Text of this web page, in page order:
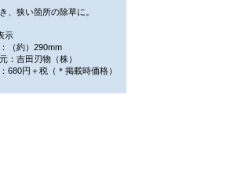
、狭い箇所の除草に。
示
（約）290mm
：吉田刃物（株）
680円＋税（＊掲載時価格）